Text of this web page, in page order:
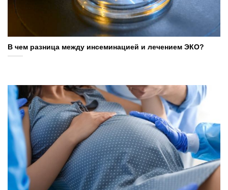
В чем разница между инсеминацией и лечением ЭКО?